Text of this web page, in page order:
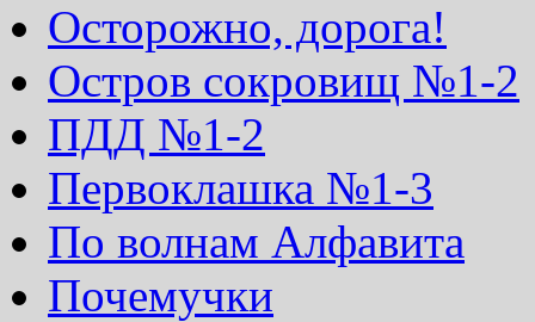
Осторожно, дорога!
Остров сокровищ №1-2
ПДД №1-2
Первоклашка №1-3
По волнам Алфавита
Почемучки